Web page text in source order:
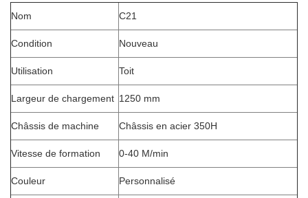
Nom C21
Condition Nouveau
Utilisation Toit
Largeur de chargement 1250 mm
Châssis de machine Châssis en acier 350H
Vitesse de formation 0-40 M/min
Couleur Personnalisé